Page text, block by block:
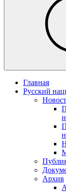
Главная
Русский
Архив